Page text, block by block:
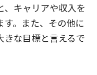
、キャリアや収入を
。また、その他に
きな目標と言えるで